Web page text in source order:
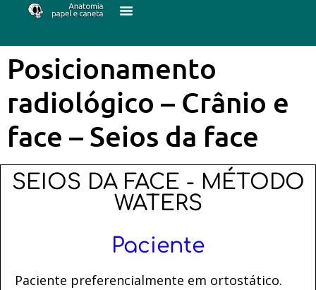
Posicionamento
radiológico – Crânio e
face – Seios da face
SEIOS DA FACE - MÉTODO
WATERS
Paciente
Paciente preferencialmente em ortostático.